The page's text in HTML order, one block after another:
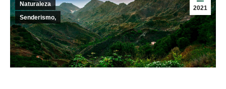
2021
Naturaleza
Senderismo,